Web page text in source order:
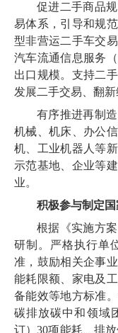
促进二手商品
易体系，引导和规
型非营运二手车交
汽车流通信息服务
出口规模。支持二
发展二手交易、翻新
有序推进再制
机械、机床、办公
机、工业机器人等
示范基地、企业等
业。
积极参与制定
根据《实施方
研制。严格执行单
准，鼓励相关企事
能耗限额、家电及
备能效等地方标准
碳排放碳中和领域
订）30项能耗、排